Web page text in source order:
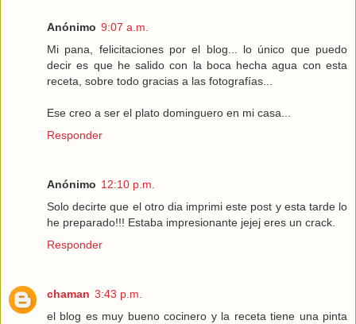
Anónimo 9:07 a.m.
Mi pana, felicitaciones por el blog... lo único que puedo
decir es que he salido con la boca hecha agua con esta
receta, sobre todo gracias a las fotografías...
Ese creo a ser el plato dominguero en mi casa...
Responder
Anónimo 12:10 p.m.
Solo decirte que el otro dia imprimi este post y esta tarde lo
he preparado!!! Estaba impresionante jejej eres un crack.
Responder
chaman 3:43 p.m.
el blog es muy bueno cocinero y la receta tiene una pinta